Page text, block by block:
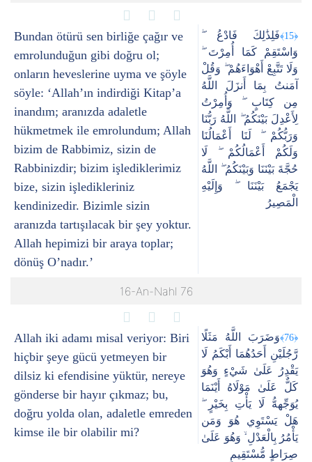
Bundan ötürü sen birliğe çağır ve
emrolunduğun gibi doğru ol;
onların heveslerine uyma ve şöyle
söyle: ‘Allah’ın indirdiği Kitap’a
inandım; aranızda adaletle
hükmetmek ile emrolundum; Allah
bizim de Rabbimiz, sizin de
Rabbinizdir; bizim işlediklerimiz
bize, sizin işledikleriniz
kendinizedir. Bizimle sizin
aranızda tartışılacak bir şey yoktur.
Allah hepimizi bir araya toplar;
dönüş O’nadır.’
﴿15﴾
فَلِذَٰلِكَ فَادْعُ ۖ
وَاسْتَقِمْ كَمَا أُمِرْتَ ۖ
وَلَا تَتَّبِعْ أَهْوَاءَهُمْ ۖ وَقُلْ
آمَنتُ بِمَا أَنزَلَ اللَّهُ
مِن كِتَابٍ ۖ وَأُمِرْتُ
لِأَعْدِلَ بَيْنَكُمُ ۖ اللَّهُ رَبُّنَا
وَرَبُّكُمْ ۖ لَنَا أَعْمَالُنَا
وَلَكُمْ أَعْمَالُكُمْ ۖ لَا
حُجَّةَ بَيْنَنَا وَبَيْنَكُمُ ۖ اللَّهُ
يَجْمَعُ بَيْنَنَا ۖ وَإِلَيْهِ
الْمَصِيرُ
16-An-Nahl 76
Allah iki adamı misal veriyor: Biri
hiçbir şeye gücü yetmeyen bir
dilsiz ki efendisine yüktür, nereye
gönderse bir hayır çıkmaz; bu,
doğru yolda olan, adaletle emreden
kimse ile bir olabilir mi?
﴿76﴾
وَضَرَبَ اللَّهُ مَثَلًا
رَّجُلَيْنِ أَحَدُهُمَا أَبْكَمُ لَا
يَقْدِرُ عَلَىٰ شَيْءٍ وَهُوَ
كَلٌّ عَلَىٰ مَوْلَاهُ أَيْنَمَا
يُوَجِّههُّ لَا يَأْتِ بِخَيْرٍ ۖ
هَلْ يَسْتَوِي هُوَ وَمَن
يَأْمُرُ بِالْعَدْلِ ۙ وَهُوَ عَلَىٰ
صِرَاطٍ مُّسْتَقِيمٍ